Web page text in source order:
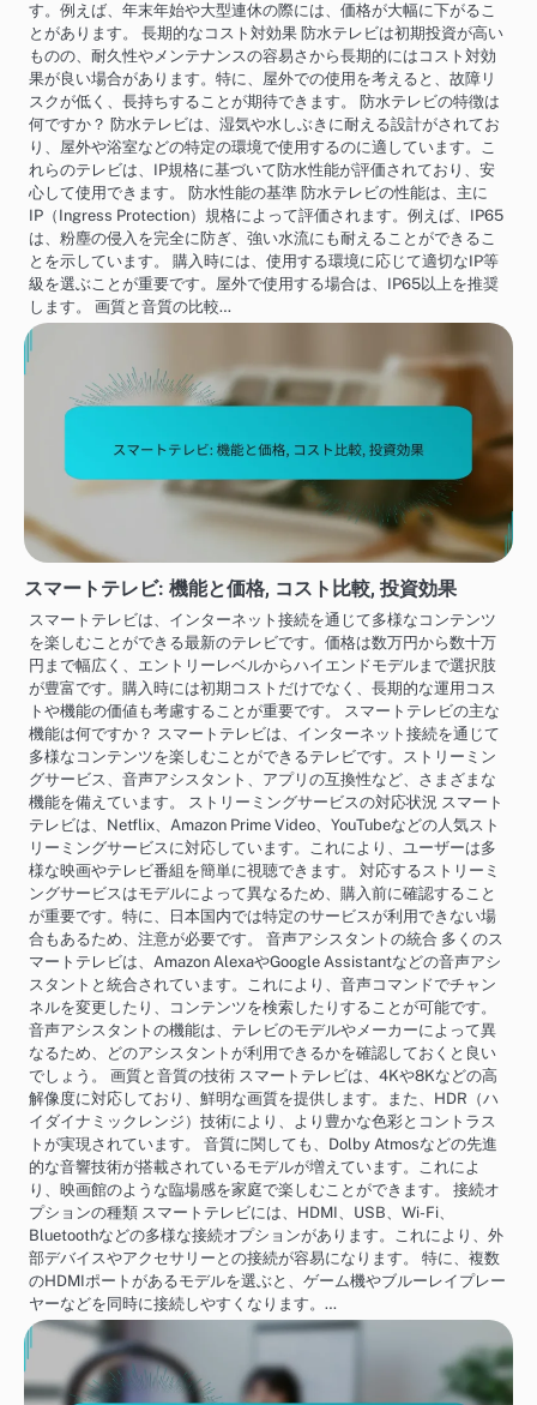
す。例えば、年末年始や大型連休の際には、価格が大幅に下がるこ
とがあります。 長期的なコスト対効果 防水テレビは初期投資が高い
ものの、耐久性やメンテナンスの容易さから長期的にはコスト対効
果が良い場合があります。特に、屋外での使用を考えると、故障リ
スクが低く、長持ちすることが期待できます。 防水テレビの特徴は
何ですか？ 防水テレビは、湿気や水しぶきに耐える設計がされてお
り、屋外や浴室などの特定の環境で使用するのに適しています。こ
れらのテレビは、IP規格に基づいて防水性能が評価されており、安
心して使用できます。 防水性能の基準 防水テレビの性能は、主に
IP（Ingress Protection）規格によって評価されます。例えば、IP65
は、粉塵の侵入を完全に防ぎ、強い水流にも耐えることができるこ
とを示しています。 購入時には、使用する環境に応じて適切なIP等
級を選ぶことが重要です。屋外で使用する場合は、IP65以上を推奨
します。 画質と音質の比較…
スマートテレビ: 機能と価格, コスト比較, 投資効果
スマートテレビは、インターネット接続を通じて多様なコンテンツ
を楽しむことができる最新のテレビです。価格は数万円から数十万
円まで幅広く、エントリーレベルからハイエンドモデルまで選択肢
が豊富です。購入時には初期コストだけでなく、長期的な運用コス
トや機能の価値も考慮することが重要です。 スマートテレビの主な
機能は何ですか？ スマートテレビは、インターネット接続を通じて
多様なコンテンツを楽しむことができるテレビです。ストリーミン
グサービス、音声アシスタント、アプリの互換性など、さまざまな
機能を備えています。 ストリーミングサービスの対応状況 スマート
テレビは、Netflix、Amazon Prime Video、YouTubeなどの人気スト
リーミングサービスに対応しています。これにより、ユーザーは多
様な映画やテレビ番組を簡単に視聴できます。 対応するストリーミ
ングサービスはモデルによって異なるため、購入前に確認すること
が重要です。特に、日本国内では特定のサービスが利用できない場
合もあるため、注意が必要です。 音声アシスタントの統合 多くのス
マートテレビは、Amazon AlexaやGoogle Assistantなどの音声アシ
スタントと統合されています。これにより、音声コマンドでチャン
ネルを変更したり、コンテンツを検索したりすることが可能です。
音声アシスタントの機能は、テレビのモデルやメーカーによって異
なるため、どのアシスタントが利用できるかを確認しておくと良い
でしょう。 画質と音質の技術 スマートテレビは、4Kや8Kなどの高
解像度に対応しており、鮮明な画質を提供します。また、HDR（ハ
イダイナミックレンジ）技術により、より豊かな色彩とコントラス
トが実現されています。 音質に関しても、Dolby Atmosなどの先進
的な音響技術が搭載されているモデルが増えています。これによ
り、映画館のような臨場感を家庭で楽しむことができます。 接続オ
プションの種類 スマートテレビには、HDMI、USB、Wi-Fi、
Bluetoothなどの多様な接続オプションがあります。これにより、外
部デバイスやアクセサリーとの接続が容易になります。 特に、複数
のHDMIポートがあるモデルを選ぶと、ゲーム機やブルーレイプレー
ヤーなどを同時に接続しやすくなります。…